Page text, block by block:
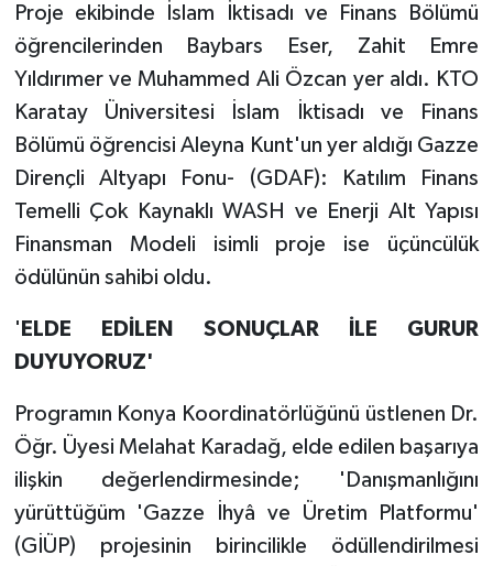
Proje ekibinde İslam İktisadı ve Finans Bölümü
öğrencilerinden Baybars Eser, Zahit Emre
Yıldırımer ve Muhammed Ali Özcan yer aldı. KTO
Karatay Üniversitesi İslam İktisadı ve Finans
Bölümü öğrencisi Aleyna Kunt'un yer aldığı Gazze
Dirençli Altyapı Fonu- (GDAF): Katılım Finans
Temelli Çok Kaynaklı WASH ve Enerji Alt Yapısı
Finansman Modeli isimli proje ise üçüncülük
ödülünün sahibi oldu.
' ELDE EDİLEN SONUÇLAR İLE GURUR
DUYUYORUZ'
Programın Konya Koordinatörlüğünü üstlenen Dr.
Öğr. Üyesi Melahat Karadağ, elde edilen başarıya
ilişkin değerlendirmesinde; 'Danışmanlığını
yürüttüğüm 'Gazze İhyâ ve Üretim Platformu'
(GİÜP) projesinin birincilikle ödüllendirilmesi